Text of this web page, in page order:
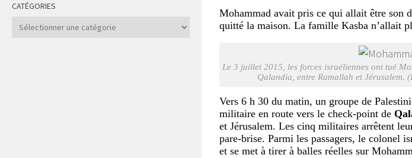
Mohammad avait pris ce qui allait être son
quitté la maison. La famille Kasba n’allait
Le 3 juillet 2015, les forces israéliennes ont tué
Qalandia, entre Ramallah et Jérusalem.
Vers 6 h 30 du matin, un groupe de
militaire en route vers le check-point de
et Jérusalem. Les cinq militaires arrêtent
pare-brise. Parmi les passagers, le colonel
et se met à tirer à balles réelles sur
CATÉGORIES
Catégories